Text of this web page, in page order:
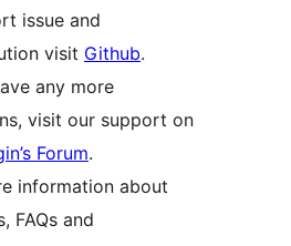
issue and
visit Github.
any more
visit our support on
Forum.
information about
FAQs and